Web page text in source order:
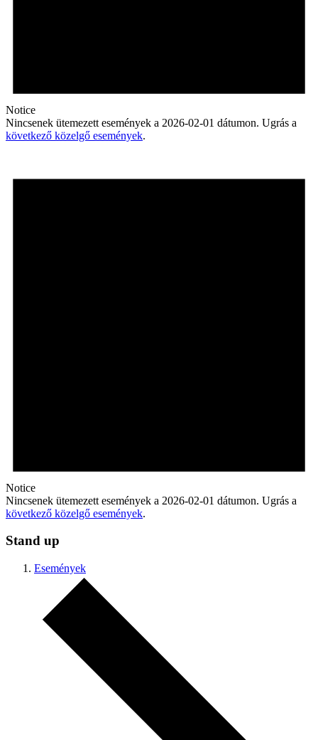
Notice
Nincsenek ütemezett események a 2026-02-01 dátumon. Ugrás a
következő közelgő események.
Notice
Nincsenek ütemezett események a 2026-02-01 dátumon. Ugrás a
következő közelgő események.
Stand up
Események